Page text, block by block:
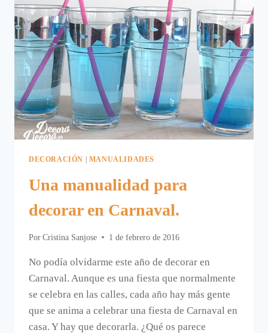
CON
HAMA
BEADS.
DECORACIÓN MANUALIDADES
Una manualidad para
decorar en Carnaval.
Por Cristina Sanjose 1 de febrero de 2016
No podía olvidarme este año de decorar en
Carnaval. Aunque es una fiesta que normalmente
se celebra en las calles, cada año hay más gente
que se anima a celebrar una fiesta de Carnaval en
casa. Y hay que decorarla. ¿Qué os parece